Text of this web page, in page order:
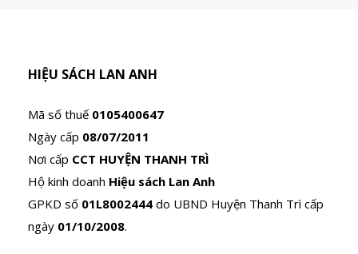
HIỆU SÁCH LAN ANH
Mã số thuế 0105400647
Ngày cấp 08/07/2011
Nơi cấp CCT HUYỆN THANH TRÌ
Hộ kinh doanh Hiệu sách Lan Anh
GPKD số 01L8002444 do UBND Huyện Thanh Trì cấp
ngày 01/10/2008.